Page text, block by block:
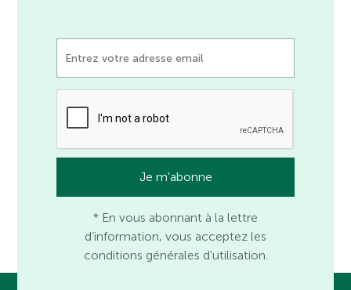
* En vous abonnant à la lettre
d’information, vous acceptez les
conditions générales d’utilisation.